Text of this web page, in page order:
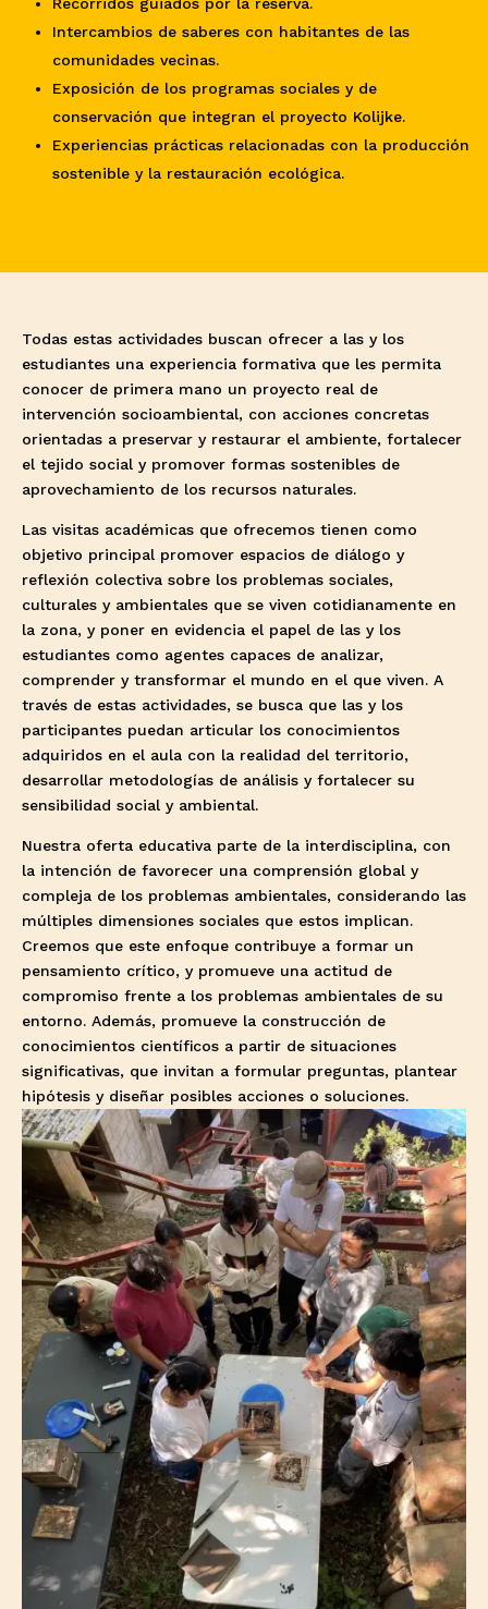
Recorridos guiados por la reserva.
Intercambios de saberes con habitantes de las
comunidades vecinas.
Exposición de los programas sociales y de
conservación que integran el proyecto Kolijke.
Experiencias prácticas relacionadas con la producción
sostenible y la restauración ecológica.
Todas estas actividades buscan ofrecer a las y los
estudiantes una experiencia formativa que les permita
conocer de primera mano un proyecto real de
intervención socioambiental, con acciones concretas
orientadas a preservar y restaurar el ambiente, fortalecer
el tejido social y promover formas sostenibles de
aprovechamiento de los recursos naturales.
Las visitas académicas que ofrecemos tienen como
objetivo principal promover espacios de diálogo y
reflexión colectiva sobre los problemas sociales,
culturales y ambientales que se viven cotidianamente en
la zona, y poner en evidencia el papel de las y los
estudiantes como agentes capaces de analizar,
comprender y transformar el mundo en el que viven. A
través de estas actividades, se busca que las y los
participantes puedan articular los conocimientos
adquiridos en el aula con la realidad del territorio,
desarrollar metodologías de análisis y fortalecer su
sensibilidad social y ambiental.
Nuestra oferta educativa parte de la interdisciplina, con
la intención de favorecer una comprensión global y
compleja de los problemas ambientales, considerando las
múltiples dimensiones sociales que estos implican.
Creemos que este enfoque contribuye a formar un
pensamiento crítico, y promueve una actitud de
compromiso frente a los problemas ambientales de su
entorno. Además, promueve la construcción de
conocimientos científicos a partir de situaciones
significativas, que invitan a formular preguntas, plantear
hipótesis y diseñar posibles acciones o soluciones.